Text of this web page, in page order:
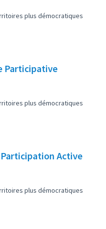
plus démocratiques
Participative
plus démocratiques
Active
plus démocratiques